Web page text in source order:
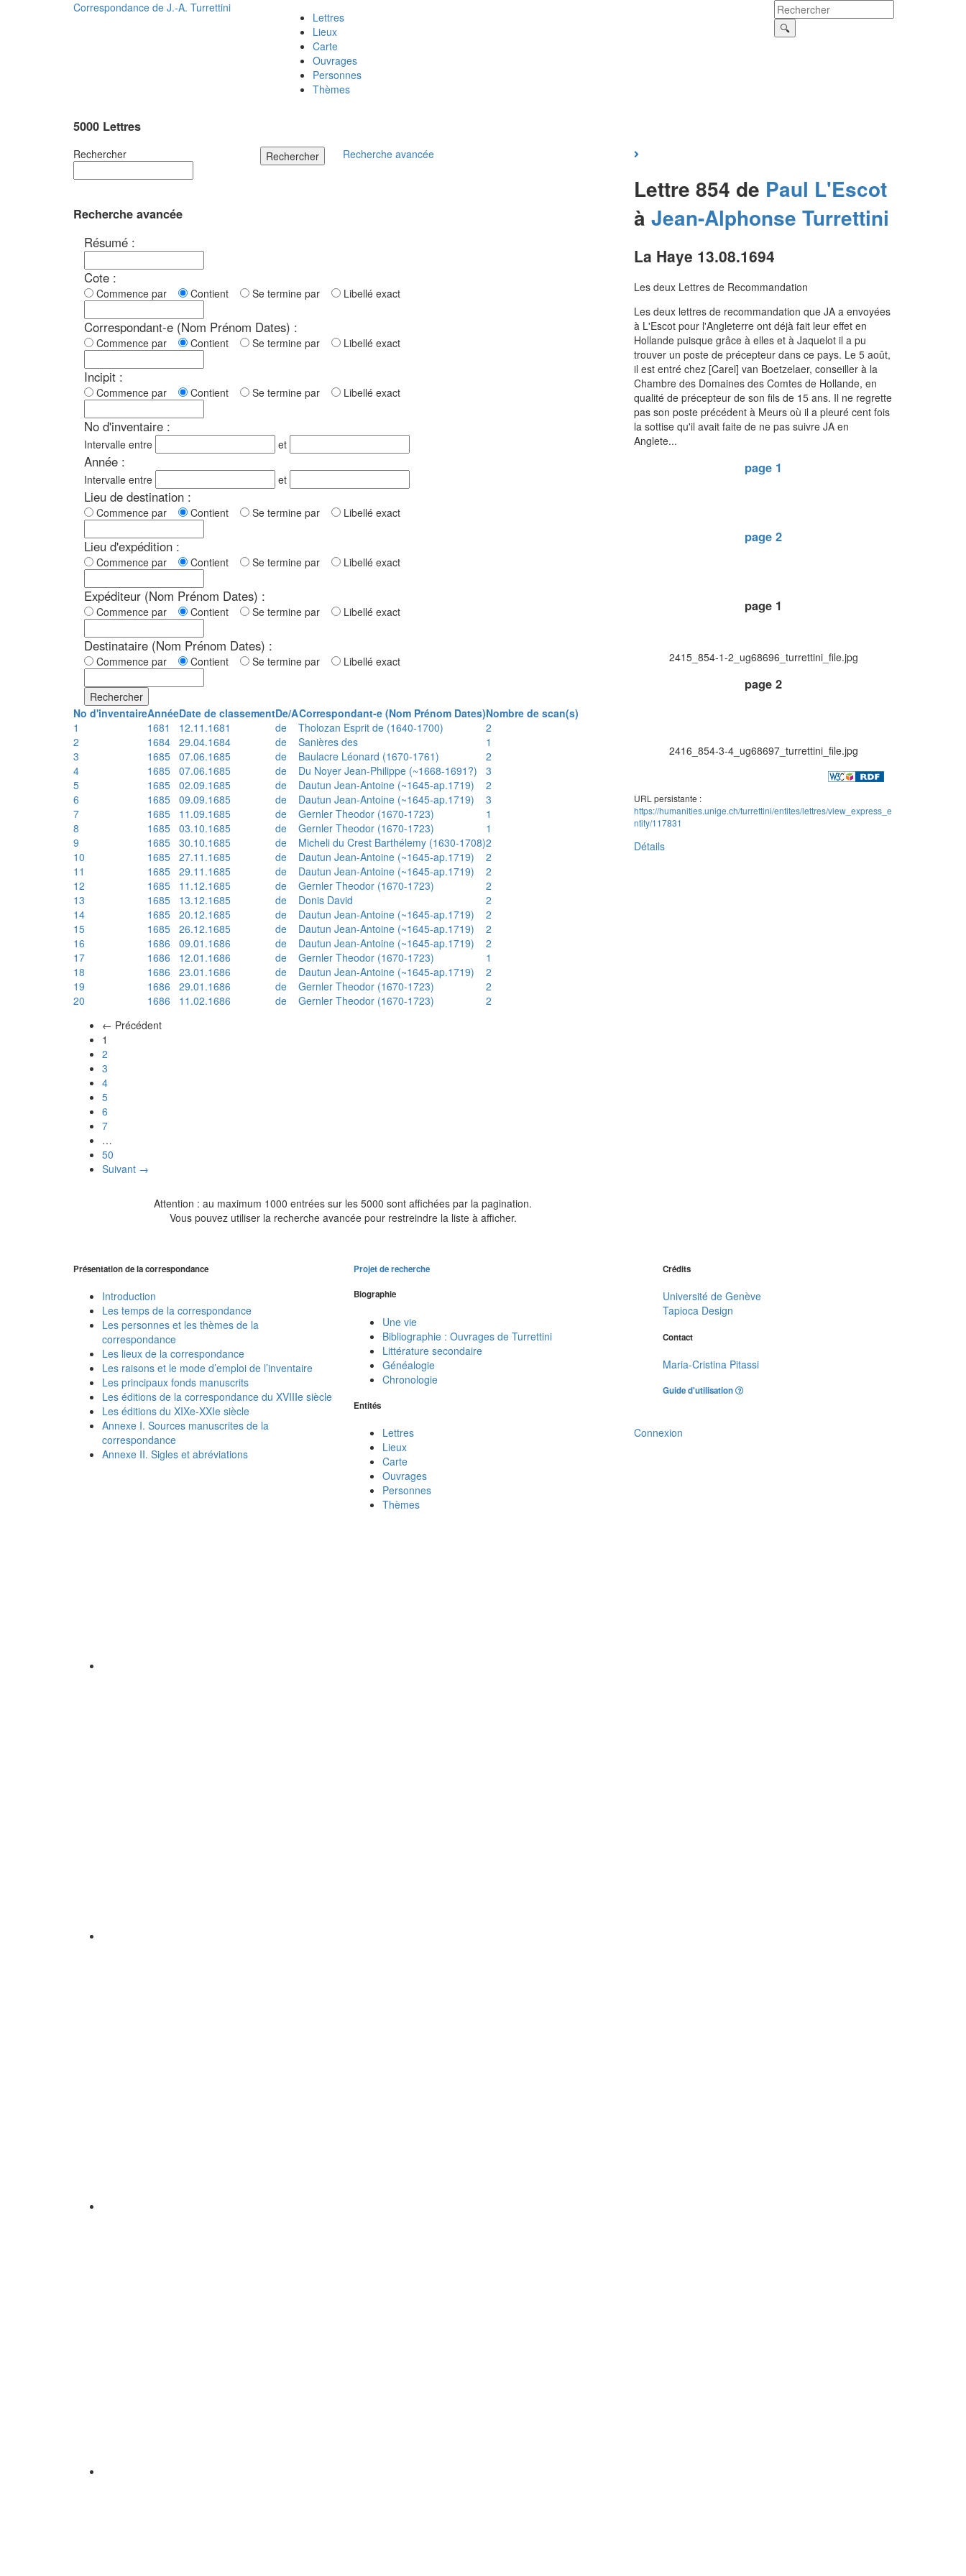
Correspondance de J.-A. Turrettini
Lettres
Lieux
Carte
Ouvrages
Personnes
Thèmes
5000 Lettres
Rechercher Rechercher Recherche avancée
Recherche avancée
Résumé :
Cote :
Commence par Contient Se termine par Libellé exact
Correspondant-e (Nom Prénom Dates) :
Commence par Contient Se termine par Libellé exact
Incipit :
Commence par Contient Se termine par Libellé exact
No d'inventaire :
Intervalle entre et
Année :
Intervalle entre et
Lieu de destination :
Commence par Contient Se termine par Libellé exact
Lieu d'expédition :
Commence par Contient Se termine par Libellé exact
Expéditeur (Nom Prénom Dates) :
Commence par Contient Se termine par Libellé exact
Destinataire (Nom Prénom Dates) :
Commence par Contient Se termine par Libellé exact
Rechercher
No d'inventaireAnnéeDate de classementDe/ACorrespondant-e (Nom Prénom Dates)Nombre de scan(s)
1
1681 12.11.1681 de Tholozan Esprit de (1640-1700)
2
2
1684 29.04.1684 de Sanières des
1
3
1685 07.06.1685 de Baulacre Léonard (1670-1761)
2
4
1685 07.06.1685 de Du Noyer Jean-Philippe (~1668-1691?)
3
5
1685 02.09.1685 de Dautun Jean-Antoine (~1645-ap.1719)
2
6
1685 09.09.1685 de Dautun Jean-Antoine (~1645-ap.1719)
3
7
1685 11.09.1685 de Gernler Theodor (1670-1723)
1
8
1685 03.10.1685 de Gernler Theodor (1670-1723)
1
9
1685 30.10.1685 de Micheli du Crest Barthélemy (1630-1708)2
10
1685 27.11.1685 de Dautun Jean-Antoine (~1645-ap.1719)
2
11
1685 29.11.1685 de Dautun Jean-Antoine (~1645-ap.1719)
2
12
1685 11.12.1685 de Gernler Theodor (1670-1723)
2
13
1685 13.12.1685 de Donis David
2
14
1685 20.12.1685 de Dautun Jean-Antoine (~1645-ap.1719)
2
15
1685 26.12.1685 de Dautun Jean-Antoine (~1645-ap.1719)
2
16
1686 09.01.1686 de Dautun Jean-Antoine (~1645-ap.1719)
2
17
1686 12.01.1686 de Gernler Theodor (1670-1723)
1
18
1686 23.01.1686 de Dautun Jean-Antoine (~1645-ap.1719)
2
19
1686 29.01.1686 de Gernler Theodor (1670-1723)
2
20
1686 11.02.1686 de Gernler Theodor (1670-1723)
2
← Précédent
1
2
3
4
5
6
7
…
50
Suivant →
Attention : au maximum 1000 entrées sur les 5000 sont affichées par la pagination.
Vous pouvez utiliser la recherche avancée pour restreindre la liste à afficher.
Lettre 854 de Paul L'Escot
à Jean-Alphonse Turrettini
La Haye 13.08.1694
Les deux Lettres de Recommandation
Les deux lettres de recommandation que JA a envoyées
à L'Escot pour l'Angleterre ont déjà fait leur effet en
Hollande puisque grâce à elles et à Jaquelot il a pu
trouver un poste de précepteur dans ce pays. Le 5 août,
il est entré chez [Carel] van Boetzelaer, conseiller à la
Chambre des Domaines des Comtes de Hollande, en
qualité de précepteur de son fils de 15 ans. Il ne regrette
pas son poste précédent à Meurs où il a pleuré cent fois
la sottise qu'il avait faite de ne pas suivre JA en
Anglete...
page 1
page 2
page 1
2415_854-1-2_ug68696_turrettini_file.jpg
page 2
2416_854-3-4_ug68697_turrettini_file.jpg
URL persistante :
https://humanities.unige.ch/turrettini/entites/lettres/view_express_e
ntity/117831
Détails
Présentation de la correspondance
Introduction
Les temps de la correspondance
Les personnes et les thèmes de la
correspondance
Les lieux de la correspondance
Les raisons et le mode d’emploi de l’inventaire
Les principaux fonds manuscrits
Les éditions de la correspondance du XVIIIe siècle
Les éditions du XIXe-XXIe siècle
Annexe I. Sources manuscrites de la
correspondance
Annexe II. Sigles et abréviations
Projet de recherche
Biographie
Une vie
Bibliographie : Ouvrages de Turrettini
Littérature secondaire
Généalogie
Chronologie
Entités
Lettres
Lieux
Carte
Ouvrages
Personnes
Thèmes
Crédits
Université de Genève
Tapioca Design
Contact
Maria-Cristina Pitassi
Guide d'utilisation
Connexion